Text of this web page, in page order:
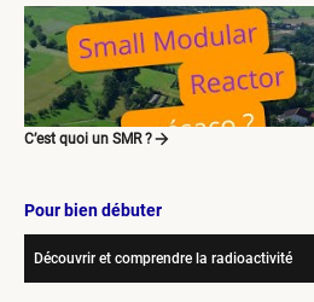
C’est quoi un SMR ?
Pour bien débuter
Découvrir et comprendre la radioactivité